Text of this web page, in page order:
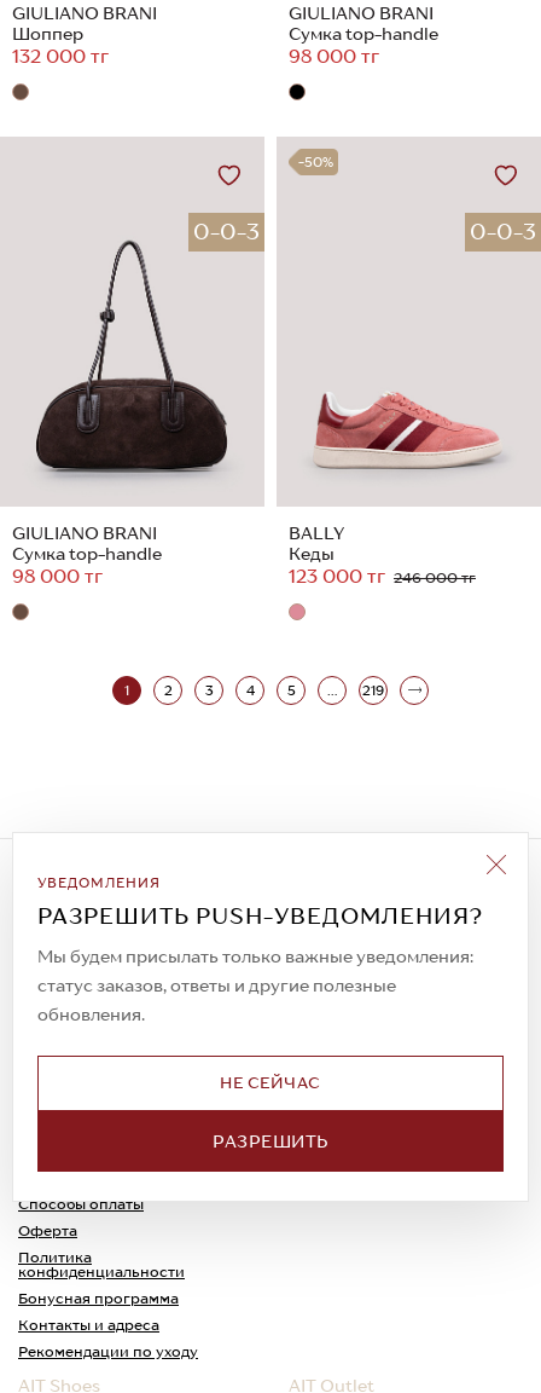
GIULIANO BRANI
Шоппер
132 000 тг
GIULIANO BRANI
Сумка top-handle
98 000 тг
0-0-3
GIULIANO BRANI
Сумка top-handle
98 000 тг
-50%
0-0-3
BALLY
Кеды
123 000 тг 246 000 тг
1 2 3 4 5 ... 219
УВЕДОМЛЕНИЯ
РАЗРЕШИТЬ PUSH-УВЕДОМЛЕНИЯ?
Мы будем присылать только важные уведомления:
статус заказов, ответы и другие полезные
обновления.
НЕ СЕЙЧАС
РАЗРЕШИТЬ
Подписаться на рассылку
Всегда будьте в курсе новых акций и
спецпредложений!
© 2023. AIT Shoes
Все права защищены
Доставка
Способы оплаты
Оферта
Политика
конфиденциальности
Обмен и возврат
Каспи-Ред
Бонусная программа
Контакты и адреса
Рекомендации по уходу
AIT Shoes AIT Outlet